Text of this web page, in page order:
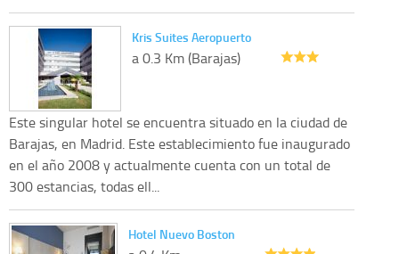
Kris Suites Aeropuerto
a 0.3 Km (Barajas)
Este singular hotel se encuentra situado en la ciudad de
Barajas, en Madrid. Este establecimiento fue inaugurado
en el año 2008 y actualmente cuenta con un total de
300 estancias, todas ell...
Hotel Nuevo Boston